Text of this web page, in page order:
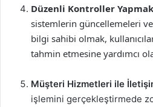
Düzenli Kontroller Yapmak
sistemlerin güncellemeleri
bilgi sahibi olmak,
tahmin etmesine yardımcı
Müşteri Hizmetleri ile
işlemini gerçekleştirmede